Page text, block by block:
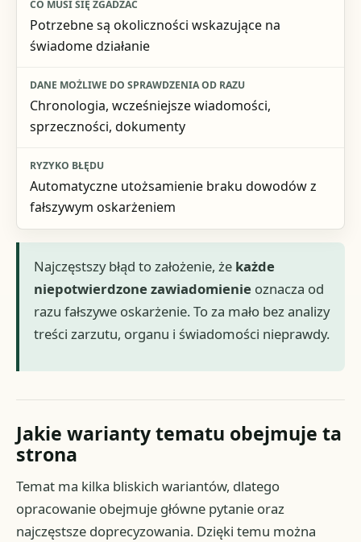
Potrzebne są okoliczności wskazujące na
świadome działanie
Chronologia, wcześniejsze wiadomości,
sprzeczności, dokumenty
Automatyczne utożsamienie braku dowodów z
fałszywym oskarżeniem
Najczęstszy błąd to założenie, że każde
niepotwierdzone zawiadomienie oznacza od
razu fałszywe oskarżenie. To za mało bez analizy
treści zarzutu, organu i świadomości nieprawdy.
Jakie warianty tematu obejmuje ta
strona
Temat ma kilka bliskich wariantów, dlatego
opracowanie obejmuje główne pytanie oraz
najczęstsze doprecyzowania. Dzięki temu można